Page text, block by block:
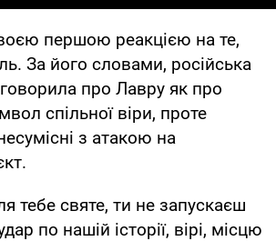
першою реакцією на те,
За його словами, російська
про Лавру як про
спільної віри, проте
з атакою на
тебе святе, ти не запускаєш
по нашій історії, вірі, місцю